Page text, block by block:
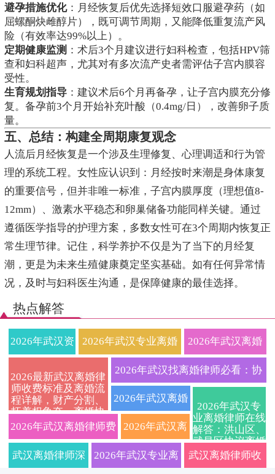
避孕措施优化：月经恢复后优先选择短效口服避孕药（如
屈螺酮炔雌醇片），既可调节周期，又能降低重复流产风
险（有效率达99%以上）。
定期健康监测 ：术后3个月建议进行妇科检查，包括HPV筛
查和妇科超声，尤其对有多次流产史者需评估子宫内膜容
受性。
生育规划指导：建议术后6个月再备孕，让子宫内膜充分修
复。备孕前3个月开始补充叶酸（0.4mg/日），改善卵子质
量。
五、总结：构建全周期康复观念
人流后月经恢复是一个涉及生理修复、心理调适和行为管
理的系统工程。女性应认识到：月经按时来潮是身体康复
的重要信号，但并非唯一标准，子宫内膜厚度（理想值8-
12mm）、激素水平稳态和卵巢储备功能同样关键。通过
遵循医学指导的护理方案，多数女性可在3个周期内恢复正
常生理节律。记住，科学养护不仅是为了当下的月经复
潮，更是为未来生殖健康奠定坚实基础。如有任何异常情
况，及时与妇科医生沟通，是保障健康的最佳选择。
热点解答
2026年武汉资
队，专注婚姻
家事纠纷，提
供离婚财产分
割、子女抚养
2026年武汉专业离婚
律师在线咨询：快速
解答离婚财产分割、
抚养权争议，本地律
师一对一指导
2026年武汉离婚
律师权威解读：
费用标准及财产
分割、子女抚养
权争议解决策
2026最新武汉离婚律
师收费标准及离婚流
程详解，财产分割、
抚养权争夺、离婚协
议避坑指南
2026年武汉找离婚律师必看：协
议离婚与诉讼离婚全流程详解、
收费标准及财产分割子女抚养问
题免费在线咨询
2026年武汉离婚
财产分割与子女
抚养权纠纷一站
2026年武汉离婚律师费
用标准一览！权威婚姻
2026年武汉离
婚律师在线咨
2026年武汉专
业离婚律师在线
解答：洪山区、
武昌区协议离婚
与诉讼离婚流
程、财产分割及
武汉离婚律师深 2026年武汉专业离 武汉离婚律师收